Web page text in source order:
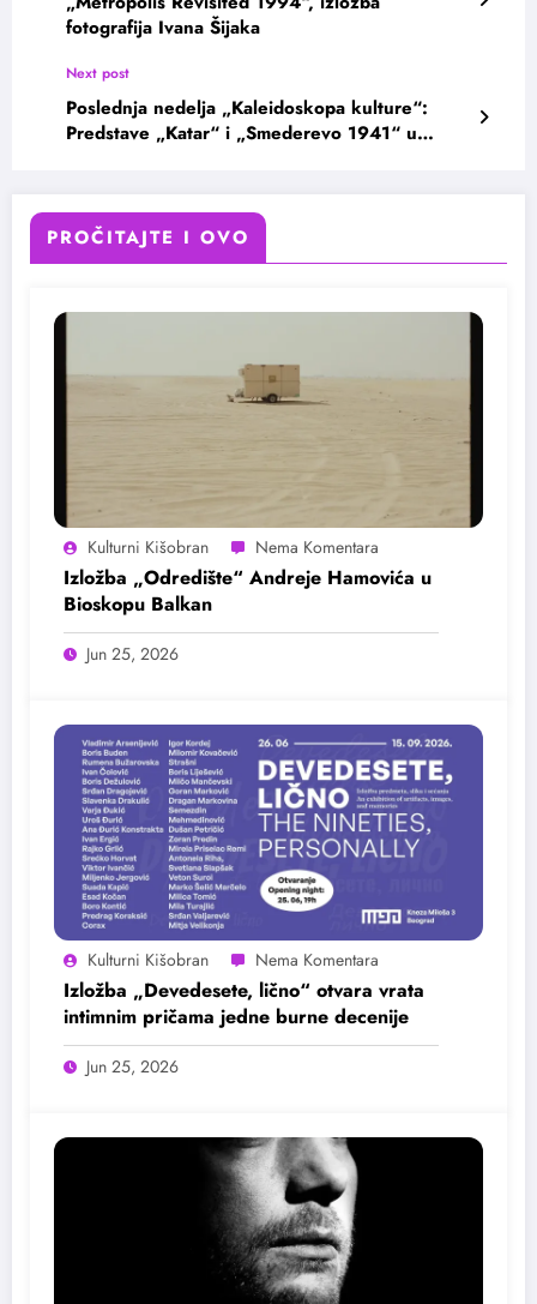
fotografija Ivana Šijaka
Next post
Poslednja nedelja „Kaleidoskopa kulture“:
Predstave „Katar“ i „Smederevo 1941“ u
PROČITAJTE I OVO
Kulturni Kišobran
Izložba „Odredište“ Andreje Hamovića u
Bioskopu Balkan
Jun 25, 2026
Kulturni Kišobran
Izložba „Devedesete, lično“ otvara vrata
intimnim pričama jedne burne decenije
Jun 25, 2026